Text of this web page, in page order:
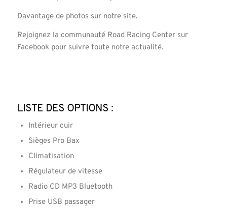
Davantage de photos sur notre site.
Rejoignez la communauté Road Racing Center sur
Facebook pour suivre toute notre actualité.
Liste des options :
Intérieur cuir
Sièges Pro Bax
Climatisation
Régulateur de vitesse
Radio CD MP3 Bluetooth
Prise USB passager